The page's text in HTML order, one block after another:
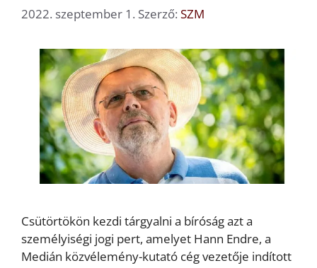
2022. szeptember 1. Szerző: SZM
Csütörtökön kezdi tárgyalni a bíróság azt a
személyiségi jogi pert, amelyet Hann Endre, a
Medián közvélemény-kutató cég vezetője indított